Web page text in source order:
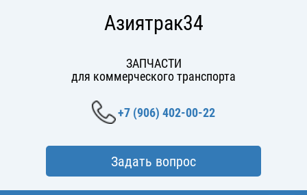
Азиятрак34
ЗАПЧАСТИ
для коммерческого транспорта
+7 (906) 402-00-22
Задать вопрос